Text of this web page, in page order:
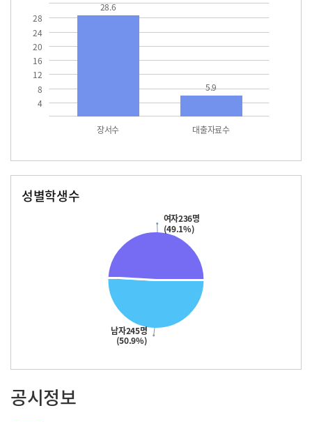
4
8
12
16
20
24
28
장서수 대출자료수
28.6
5.9
성별학생수
남자245명
(50.9%)
여자236명
(49.1%)
공시정보